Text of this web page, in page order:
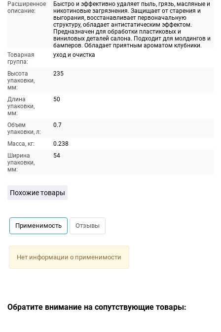
Расширенное
описание:
Быстро и эффективно удаляет пыль, грязь, масляные и
никотиновые загрязнения. Защищает от старения и
выгорания, восстанавливает первоначальную
структуру, обладает антистатическим эффектом.
Предназначен для обработки пластиковых и
виниловых деталей салона. Подходит для молдингов и
бамперов. Обладает приятным ароматом клубники.
Товарная
группа:
уход и очистка
Высота
упаковки,
мм:
235
Длина
упаковки,
мм:
50
Объем
упаковки, л:
0.7
Масса, кг:
0.238
Ширина
упаковки,
мм:
54
Похожие товары
Применимость Отзывы
Нет информации о применимости
Обратите внимание на сопутствующие товары: